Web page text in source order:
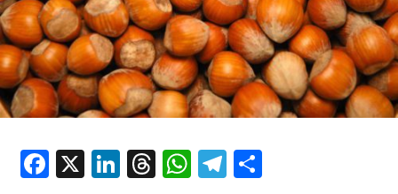
Facebook
X LinkedIn
Threads
WhatsApp
Telegram